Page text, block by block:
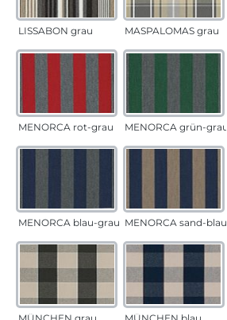
LISSABON grau MASPALOMAS grau
MENORCA rot-grau MENORCA grün-grau
MENORCA blau-grau MENORCA sand-blau